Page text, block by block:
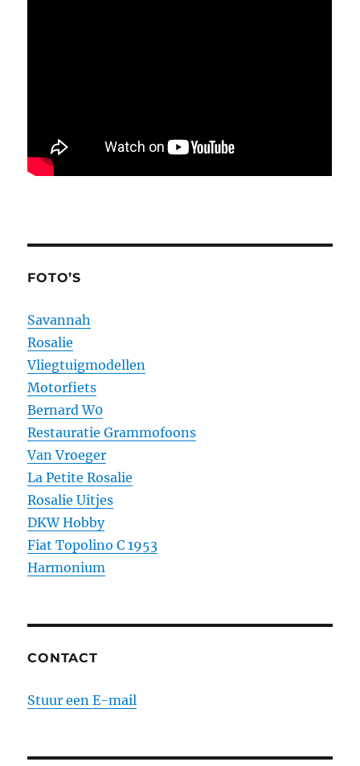
FOTO’S
Savannah
Rosalie
Vliegtuigmodellen
Motorfiets
Bernard W0
Restauratie Grammofoons
Van Vroeger
La Petite Rosalie
Rosalie Uitjes
DKW Hobby
Fiat Topolino C 1953
Harmonium
CONTACT
Stuur een E-mail